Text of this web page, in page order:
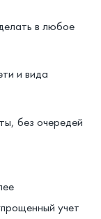
в любое
и вида
без очередей
учет